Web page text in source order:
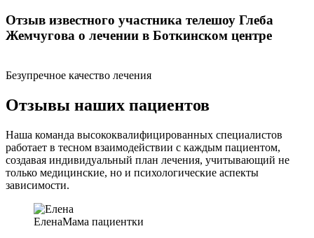
Отзыв известного участника телешоу Глеба
Жемчугова о лечении в Боткинском центре
Безупречное качество лечения
Отзывы наших пациентов
Наша команда высококвалифицированных специалистов
работает в тесном взаимодействии с каждым пациентом,
создавая индивидуальный план лечения, учитывающий не
только медицинские, но и психологические аспекты
зависимости.
ЕленаМама пациентки